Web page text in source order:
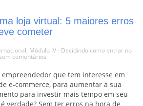
loja virtual: 5 maiores erros
cometer
, Módulo IV - Decidindo como entrar no
sem comentários
empreendedor que tem interesse em
e-commerce, para aumentar a sua
para investir mais tempo em seu
verdade? Sem ter erros na hora de